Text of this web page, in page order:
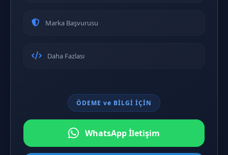
Marka Başvurusu
Daha Fazlası
ÖDEME ve BİLGİ İÇİN
WhatsApp İletişim